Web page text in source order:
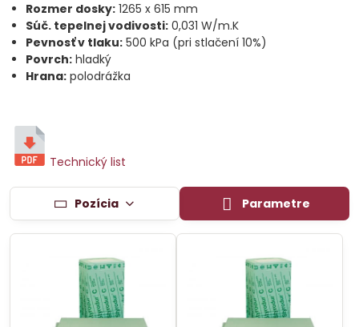
Rozmer dosky: 1265 x 615 mm
Súč. tepelnej vodivosti: 0,031 W/m.K
Pevnosť v tlaku: 500 kPa (pri stlačení 10%)
Povrch: hladký
Hrana: polodrážka
Technický list
Pozícia Parametre